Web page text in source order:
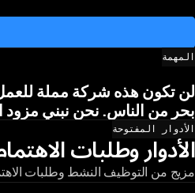
المهمة
لن تكون هذه شركة مملة للعمل
لنتكونهذه شركة مملة
بحر من الناس.نحن نبني مزود
الأدوار المفتوحة
الأدوار وطلبات
مزيج من التوظيف النشط وطلبات